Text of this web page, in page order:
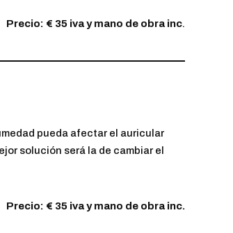
Precio: € 35 iva y mano de obra inc.
pueda afectar el auricular
solución será la de cambiar el
Precio: € 35 iva y mano de obra inc.